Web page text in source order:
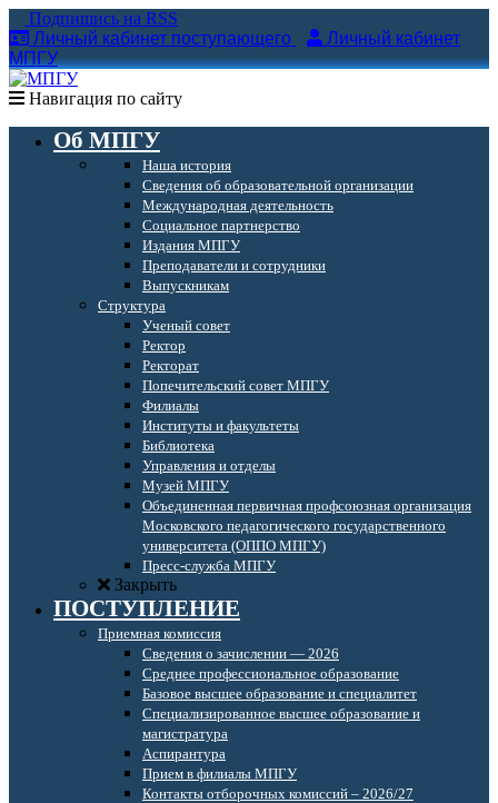
Подпишись на RSS
Личный кабинет поступающего
Личный кабинет
МПГУ
Навигация по сайту
Об МПГУ
Наша история
Сведения об образовательной организации
Международная деятельность
Социальное партнерство
Издания МПГУ
Преподаватели и сотрудники
Выпускникам
Структура
Ученый совет
Ректор
Ректорат
Попечительский совет МПГУ
Филиалы
Институты и факультеты
Библиотека
Управления и отделы
Музей МПГУ
Объединенная первичная профсоюзная организация
Московского педагогического государственного
университета (ОППО МПГУ)
Пресс-служба МПГУ
Закрыть
ПОСТУПЛЕНИЕ
Приемная комиссия
Сведения о зачислении — 2026
Среднее профессиональное образование
Базовое высшее образование и специалитет
Специализированное высшее образование и
магистратура
Аспирантура
Прием в филиалы МПГУ
Контакты отборочных комиссий – 2026/27